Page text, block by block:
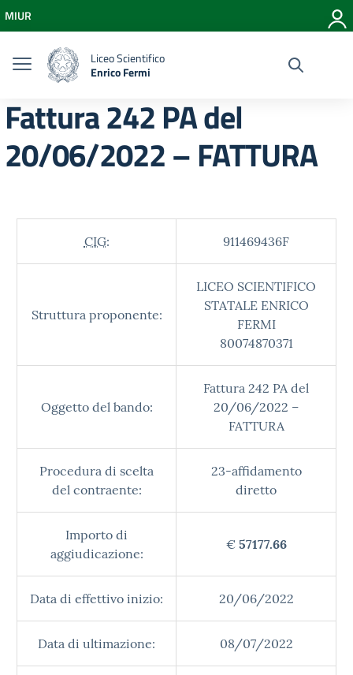
Vai al menu di navigazione
Vai al footer
MIUR
Liceo Scientifico
Enrico Fermi
Fattura 242 PA del
20/06/2022 – FATTURA
CIG: 911469436F
Struttura proponente:
LICEO SCIENTIFICO
STATALE ENRICO
FERMI
80074870371
Oggetto del bando:
Fattura 242 PA del
20/06/2022 –
FATTURA
Procedura di scelta
del contraente:
23-affidamento
diretto
Importo di
aggiudicazione:
€ 57177.66
Data di effettivo inizio: 20/06/2022
Data di ultimazione: 08/07/2022